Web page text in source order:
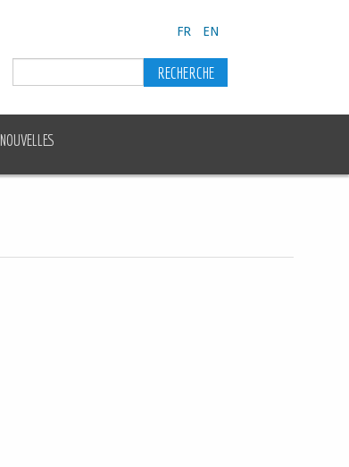
FR EN
NOUVELLES